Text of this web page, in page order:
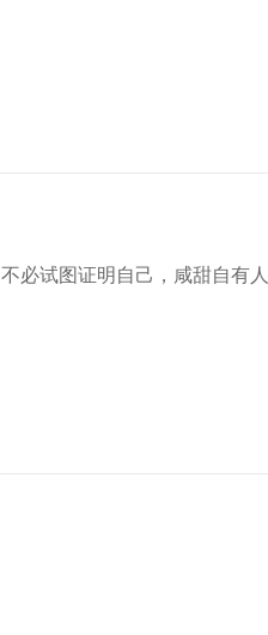
必试图证明自己，咸甜自有